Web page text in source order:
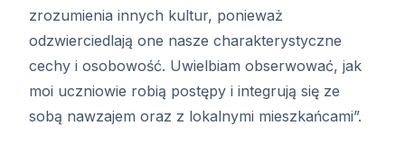
zrozumienia innych kultur, ponieważ
odzwierciedlają one nasze charakterystyczne
cechy i osobowość. Uwielbiam obserwować, jak
moi uczniowie robią postępy i integrują się ze
sobą nawzajem oraz z lokalnymi mieszkańcami”.